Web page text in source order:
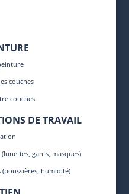
couches
couches
DE TRAVAIL
gants, masques)
(poussières, humidité)